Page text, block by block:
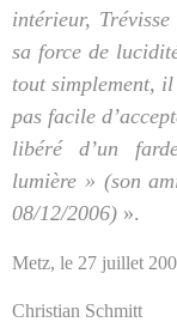
intérieur,
sa force de
tout simplement,
pas facile
libéré d’un
lumière » (son
08/12/2006) ».
Metz, le 27 juillet
Christian Schmitt